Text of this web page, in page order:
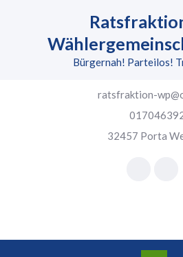
Bürgernah! Parteilos!
ratsfraktion-
32457 Porta